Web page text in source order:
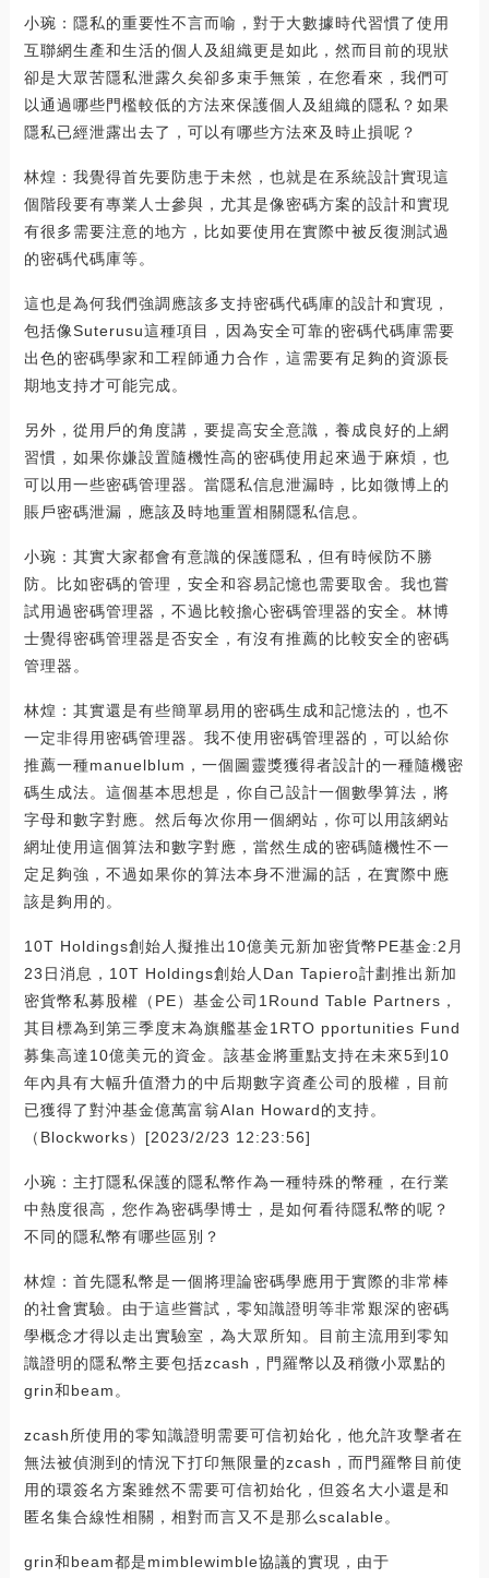
小琬：隱私的重要性不言而喻，對于大數據時代習慣了使用
互聯網生產和生活的個人及組織更是如此，然而目前的現狀
卻是大眾苦隱私泄露久矣卻多束手無策，在您看來，我們可
以通過哪些門檻較低的方法來保護個人及組織的隱私？如果
隱私已經泄露出去了，可以有哪些方法來及時止損呢？
林煌：我覺得首先要防患于未然，也就是在系統設計實現這
個階段要有專業人士參與，尤其是像密碼方案的設計和實現
有很多需要注意的地方，比如要使用在實際中被反復測試過
的密碼代碼庫等。
這也是為何我們強調應該多支持密碼代碼庫的設計和實現，
包括像Suterusu這種項目，因為安全可靠的密碼代碼庫需要
出色的密碼學家和工程師通力合作，這需要有足夠的資源長
期地支持才可能完成。
另外，從用戶的角度講，要提高安全意識，養成良好的上網
習慣，如果你嫌設置隨機性高的密碼使用起來過于麻煩，也
可以用一些密碼管理器。當隱私信息泄漏時，比如微博上的
賬戶密碼泄漏，應該及時地重置相關隱私信息。
小琬：其實大家都會有意識的保護隱私，但有時候防不勝
防。比如密碼的管理，安全和容易記憶也需要取舍。我也嘗
試用過密碼管理器，不過比較擔心密碼管理器的安全。林博
士覺得密碼管理器是否安全，有沒有推薦的比較安全的密碼
管理器。
林煌：其實還是有些簡單易用的密碼生成和記憶法的，也不
一定非得用密碼管理器。我不使用密碼管理器的，可以給你
推薦一種manuelblum，一個圖靈獎獲得者設計的一種隨機密
碼生成法。這個基本思想是，你自己設計一個數學算法，將
字母和數字對應。然后每次你用一個網站，你可以用該網站
網址使用這個算法和數字對應，當然生成的密碼隨機性不一
定足夠強，不過如果你的算法本身不泄漏的話，在實際中應
該是夠用的。
10T Holdings創始人擬推出10億美元新加密貨幣PE基金:2月
23日消息，10T Holdings創始人Dan Tapiero計劃推出新加
密貨幣私募股權（PE）基金公司1Round Table Partners，
其目標為到第三季度末為旗艦基金1RTO pportunities Fund
募集高達10億美元的資金。該基金將重點支持在未來5到10
年內具有大幅升值潛力的中后期數字資產公司的股權，目前
已獲得了對沖基金億萬富翁Alan Howard的支持。
（Blockworks）[2023/2/23 12:23:56]
小琬：主打隱私保護的隱私幣作為一種特殊的幣種，在行業
中熱度很高，您作為密碼學博士，是如何看待隱私幣的呢？
不同的隱私幣有哪些區別？
林煌：首先隱私幣是一個將理論密碼學應用于實際的非常棒
的社會實驗。由于這些嘗試，零知識證明等非常艱深的密碼
學概念才得以走出實驗室，為大眾所知。目前主流用到零知
識證明的隱私幣主要包括zcash，門羅幣以及稍微小眾點的
grin和beam。
zcash所使用的零知識證明需要可信初始化，他允許攻擊者在
無法被偵測到的情況下打印無限量的zcash，而門羅幣目前使
用的環簽名方案雖然不需要可信初始化，但簽名大小還是和
匿名集合線性相關，相對而言又不是那么scalable。
grin和beam都是mimblewimble協議的實現，由于